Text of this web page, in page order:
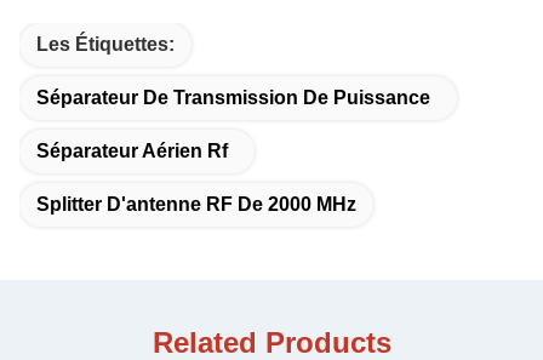
Les Étiquettes:
Séparateur De Transmission De Puissance
Séparateur Aérien Rf
Splitter D'antenne RF De 2000 MHz
Related Products